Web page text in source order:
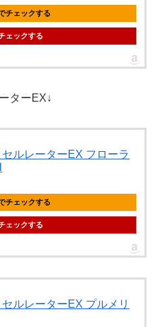
チェックする
ェックする
ターEX↓
ルレーターEX フローラ
チェックする
ェックする
ルレーターEX プルメリ